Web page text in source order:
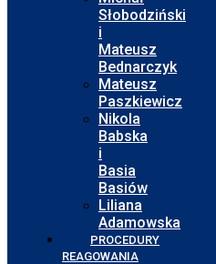
Słobodziński
i
Mateusz
Bednarczyk
Mateusz
Paszkiewicz
Nikola
Babska
i
Basia
Basiów
Liliana
Adamowska
PROCEDURY
REAGOWANIA